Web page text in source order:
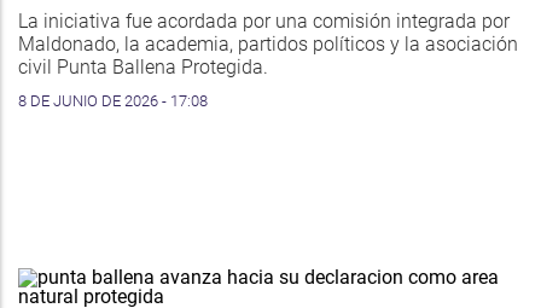
La iniciativa fue acordada por una comisión integrada por
Maldonado, la academia, partidos políticos y la asociación
civil Punta Ballena Protegida.
8 DE JUNIO DE 2026 - 17:08